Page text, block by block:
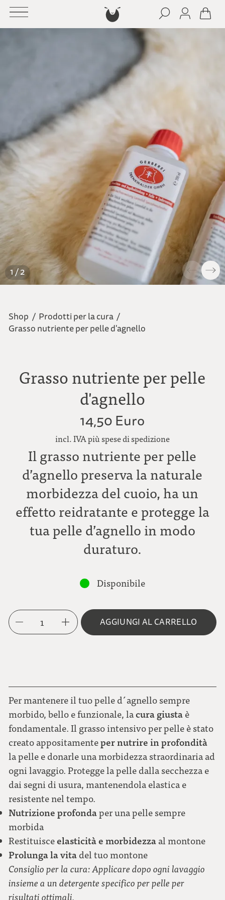
1 / 2
Shop / Prodotti per la cura /
Grasso nutriente per pelle d'agnello
Grasso nutriente per pelle
d'agnello
14,50 Euro
incl. IVA più spese di spedizione
Il grasso nutriente per pelle
d’agnello preserva la naturale
morbidezza del cuoio, ha un
effetto reidratante e protegge la
tua pelle d’agnello in modo
duraturo.
Disponibile
1 AGGIUNGI AL CARRELLO
Per mantenere il tuo pelle d´agnello sempre
morbido, bello e funzionale, lacura giusta è
fondamentale. Il grasso intensivo per pelle è stato
creato appositamenteper nutrire in profondità
la pelle e donarle una morbidezza straordinaria ad
ogni lavaggio. Protegge la pelle dalla secchezza e
dai segni di usura, mantenendola elastica e
resistente nel tempo.
Nutrizione profondaper una pelle sempre
morbida
Restituisceelasticità e morbidezza al montone
Prolunga la vita del tuo montone
Consiglio per la cura: Applicare dopo ogni lavaggio
insieme a un detergente specifico per pelle per
risultati ottimali.